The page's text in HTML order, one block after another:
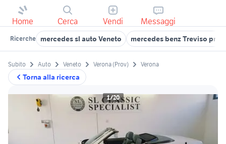
Home Cerca Vendi Messaggi
Ricerche mercedes sl auto Veneto mercedes benz Treviso
Torna alla ricerca
Subito Auto Veneto Verona (Prov) Verona
1/20